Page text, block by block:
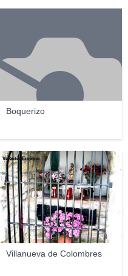
Boquerizo
Villanueva de Colombres
Valentín Enrique